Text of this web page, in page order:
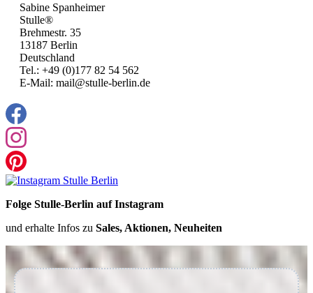
Sabine Spanheimer
Stulle®
Brehmestr. 35
13187 Berlin
Deutschland
Tel.: +49 (0)177 82 54 562
E-Mail: mail@stulle-berlin.de
Folge Stulle-Berlin auf Instagram
und erhalte Infos zu Sales, Aktionen, Neuheiten